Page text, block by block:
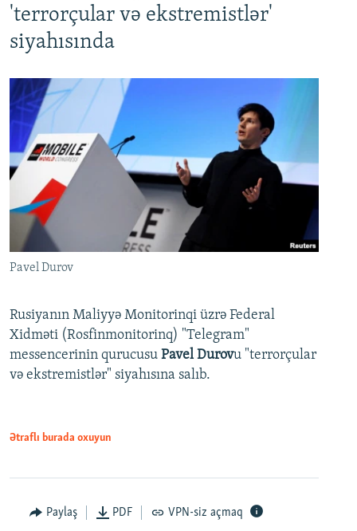
'terrorçular və ekstremistlər'
siyahısında
Pavel Durov
Rusiyanın Maliyyə Monitorinqi üzrə Federal
Xidməti (Rosfinmonitorinq) "Telegram"
messencerinin qurucusu Pavel Durovu "terrorçular
və ekstremistlər" siyahısına salıb.
Ətraflı burada oxuyun
Paylaş PDF VPN-siz açmaq